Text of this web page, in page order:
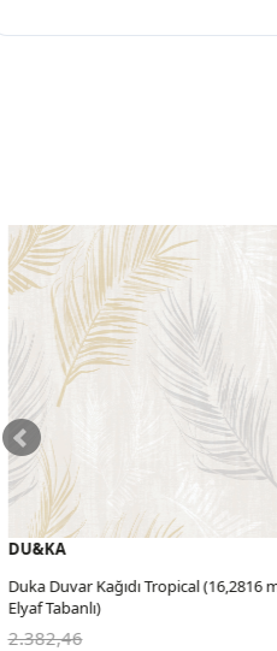
DU&KA
Duka Duvar Kağıdı Tropical (16,2816 m2-
Elyaf Tabanlı)
2.382,46